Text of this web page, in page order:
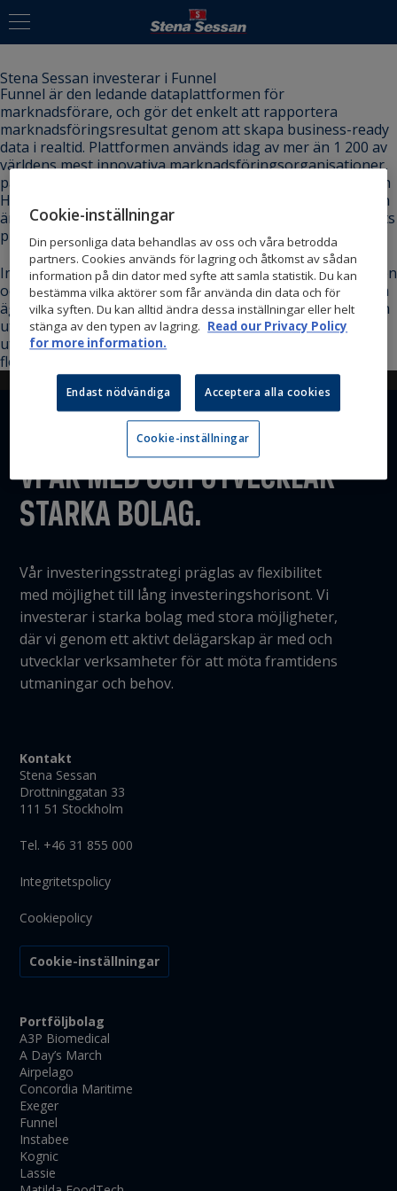
Stena Sessan investerar i Funnel
Funnel är den ledande dataplattformen för
marknadsförare, och gör det enkelt att rapportera
marknadsföringsresultat genom att skapa business-ready
data i realtid. Plattformen används idag av mer än 1 200 av
världens mest innovativa marknadsföringsorganisationer,
på bolag och mediebyråer som Home Depot, Samsung och
Havas. Bolaget grundades 2014 i Stockholm. Investeringen
är en del av Funnels sista finansieringsrunda inför bolagets
planerade notering på Stockholmsbörsen.
Investeringsbolaget Stena Sessan är en del av Stena-sfären
och ägs av familjen Olsson. Genom samarbeten med andra
ägare, företagsledningar och organisationer är vi med och
utvecklar verksamheter för att möta framtidens
utmaningar och behov. Vårt sätt att investera präglas av
flexibilitet, med möjlighet till en lång investeringshorisont.
VI ÄR MED OCH UTVECKLAR
STARKA BOLAG.
Vår investeringsstrategi präglas av flexibilitet
med möjlighet till lång investeringshorisont. Vi
investerar i starka bolag med stora möjligheter,
där vi genom ett aktivt delägarskap är med och
utvecklar verksamheter för att möta framtidens
utmaningar och behov.
Kontakt
Stena Sessan
Drottninggatan 33
111 51 Stockholm
Tel. +46 31 855 000
Integritetspolicy
Cookiepolicy
Cookie-inställningar
Portföljbolag
A3P Biomedical
A Day’s March
Airpelago
Concordia Maritime
Exeger
Funnel
Instabee
Kognic
Lassie
Cookie-inställningar
Din personliga data behandlas av oss och våra betrodda
partners. Cookies används för lagring och åtkomst av sådan
information på din dator med syfte att samla statistik. Du kan
bestämma vilka aktörer som får använda din data och för
vilka syften. Du kan alltid ändra dessa inställningar eller helt
stänga av den typen av lagring. Read our Privacy Policy
for more information.
Endast nödvändiga Acceptera alla cookies
Cookie-inställningar